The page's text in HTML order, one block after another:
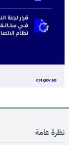
نظرة عامة